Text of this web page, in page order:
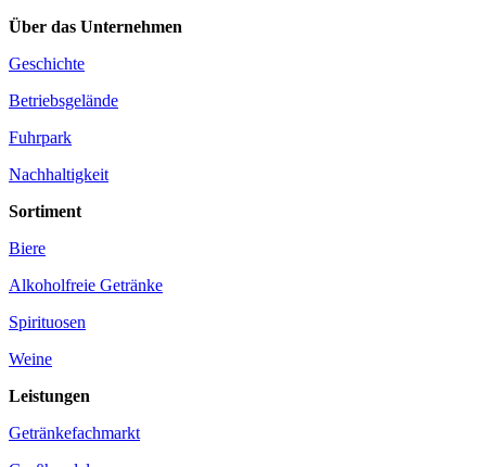
Über das Unternehmen
Geschichte
Betriebsgelände
Fuhrpark
Nachhaltigkeit
Sortiment
Biere
Alkoholfreie Getränke
Spirituosen
Weine
Leistungen
Getränkefachmarkt